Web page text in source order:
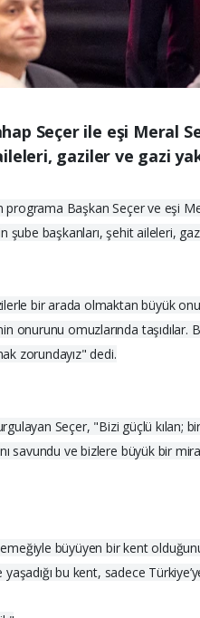
Seçer ile eşi Meral
gaziler ve gazi
Başkan Seçer ve eşi
başkanları, şehit aileleri,
bir arada olmaktan büyük
omuzlarında taşıdılar.
zorundayız" dedi.
Seçer, "Bizi güçlü kılan;
savundu ve bizlere büyük bir
emeğiyle büyüyen bir kent
bu kent, sadece